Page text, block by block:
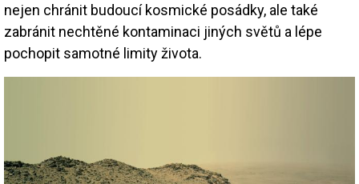
nejen chránit budoucí kosmické posádky, ale také
zabránit nechtěné kontaminaci jiných světů a lépe
pochopit samotné limity života.